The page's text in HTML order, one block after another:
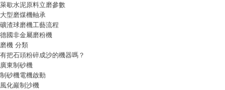
萊歇水泥原料立磨參數
大型磨煤機軸承
礦渣球磨機工藝流程
德國非金屬磨粉機
磨機 分類
有把石頭粉碎成沙的機器嗎？
廣東制砂機
制砂機電機啟動
風化巖制沙機